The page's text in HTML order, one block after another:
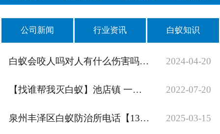
公司新闻 行业资讯 白蚁知识
白蚁会咬人吗对人有什么伤害吗-晋江城保白蚁防公司 2024-04-20
【找谁帮我灭白蚁】池店镇 一栋自建房遭白蚁啃食白蚁在家到处飞舞， 2022-07-20
泉州丰泽区白蚁防治所电话【13489202060上门灭白蚁师傅保质保量 2025-03-15